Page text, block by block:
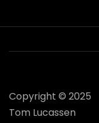
Copyright © 2025
Tom Lucassen